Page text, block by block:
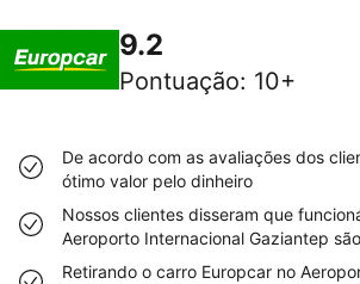
9.2
Pontuação: 10+
De acordo com as avaliações dos
ótimo valor pelo dinheiro
Nossos clientes disseram que
Aeroporto Internacional Gaziantep
Retirando o carro Europcar no